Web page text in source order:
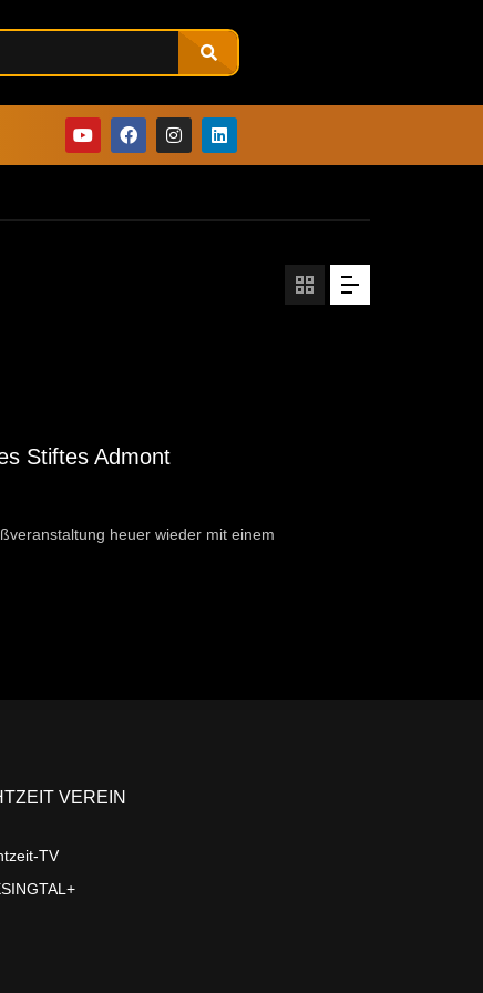
Stiftes Admont
heuer wieder mit einem
VEREIN
TV